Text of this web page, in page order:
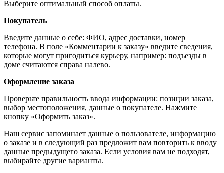
Выберите оптимальный способ оплаты.
Покупатель
Введите данные о себе: ФИО, адрес доставки, номер
телефона. В поле «Комментарии к заказу» введите сведения,
которые могут пригодиться курьеру, например: подъезды в
доме считаются справа налево.
Оформление заказа
Проверьте правильность ввода информации: позиции заказа,
выбор местоположения, данные о покупателе. Нажмите
кнопку «Оформить заказ».
Наш сервис запоминает данные о пользователе, информацию
о заказе и в следующий раз предложит вам повторить к вводу
данные предыдущего заказа. Если условия вам не подходят,
выбирайте другие варианты.